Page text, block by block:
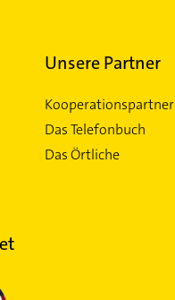
Unsere Partner
Kooperationspartner
Das Telefonbuch
Das Örtliche